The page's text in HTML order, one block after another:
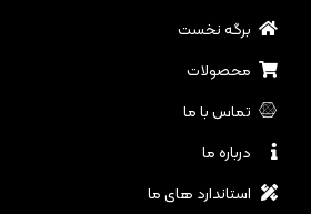
برگه نخست
محصولات
تماس با ما
درباره ما
استاندارد های ما